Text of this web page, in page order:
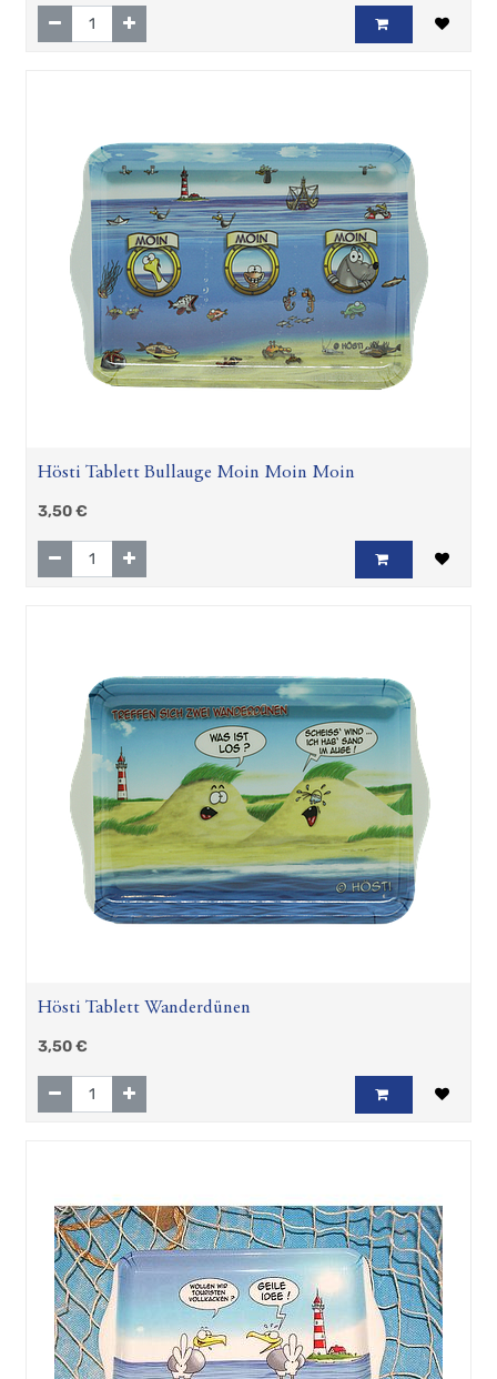
Hösti Tablett Bullauge Moin Moin Moin
3,50€
Hösti Tablett Wanderdünen
3,50€